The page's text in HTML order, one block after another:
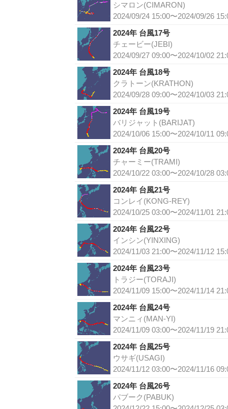
シマロン(CIMARON)
2024/09/24 15:00〜2024/09/26
2024年 台風17号
チェービー(JEBI)
2024/09/27 09:00〜2024/10/02
2024年 台風18号
クラトーン(KRATHON)
2024/09/28 09:00〜2024/10/03
2024年 台風19号
バリジャット(BARIJAT)
2024/10/06 15:00〜2024/10/11
2024年 台風20号
チャーミー(TRAMI)
2024/10/22 03:00〜2024/10/28
2024年 台風21号
コンレイ(KONG-REY)
2024/10/25 03:00〜2024/11/01
2024年 台風22号
インシン(YINXING)
2024/11/03 21:00〜2024/11/12
2024年 台風23号
トラジー(TORAJI)
2024/11/09 15:00〜2024/11/14
2024年 台風24号
マンニィ(MAN-YI)
2024/11/09 03:00〜2024/11/19
2024年 台風25号
ウサギ(USAGI)
2024/11/12 03:00〜2024/11/16
2024年 台風26号
パブーク(PABUK)